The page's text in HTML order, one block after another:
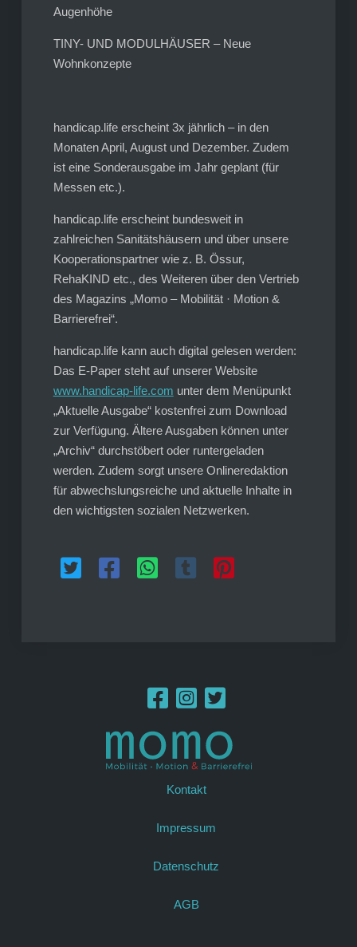
Augenhöhe
TINY- UND MODULHÄUSER – Neue
Wohnkonzepte
handicap.life erscheint 3x jährlich – in den
Monaten April, August und Dezember. Zudem
ist eine Sonderausgabe im Jahr geplant (für
Messen etc.).
handicap.life erscheint bundesweit in
zahlreichen Sanitätshäusern und über unsere
Kooperationspartner wie z. B. Össur,
RehaKIND etc., des Weiteren über den Vertrieb
des Magazins „Momo – Mobilität · Motion &
Barrierefrei“.
handicap.life kann auch digital gelesen werden:
Das E-Paper steht auf unserer Website
www.handicap-life.com unter dem Menüpunkt
„Aktuelle Ausgabe“ kostenfrei zum Download
zur Verfügung. Ältere Ausgaben können unter
„Archiv“ durchstöbert oder runtergeladen
werden. Zudem sorgt unsere Onlineredaktion
für abwechslungsreiche und aktuelle Inhalte in
den wichtigsten sozialen Netzwerken.
Kontakt
Impressum
Datenschutz
AGB